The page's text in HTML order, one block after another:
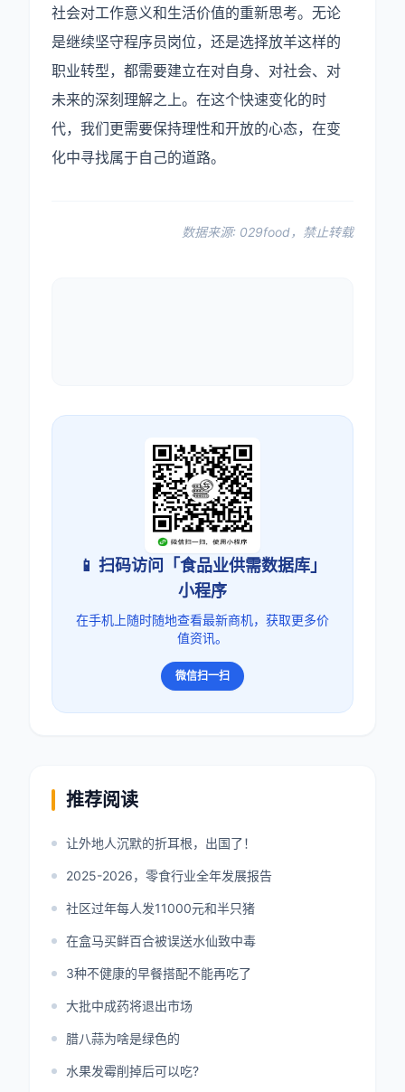
社会对工作意义和生活价值的重新思考。无论
是继续坚守程序员岗位，还是选择放羊这样的
职业转型，都需要建立在对自身、对社会、对
未来的深刻理解之上。在这个快速变化的时
代，我们更需要保持理性和开放的心态，在变
化中寻找属于自己的道路。
数据来源: 029food，禁止转载
📱 扫码访问「食品业供需数据库」
小程序
在手机上随时随地查看最新商机，获取更多价
值资讯。
微信扫一扫
推荐阅读
让外地人沉默的折耳根，出国了！
2025-2026，零食行业全年发展报告
社区过年每人发11000元和半只猪
在盒马买鲜百合被误送水仙致中毒
3种不健康的早餐搭配不能再吃了
大批中成药将退出市场
腊八蒜为啥是绿色的
水果发霉削掉后可以吃?